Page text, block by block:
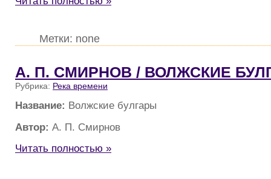
Метки: none
А. П. СМИРНОВ / ВОЛЖСКИЕ
Рубрика: Река времени
Название: Волжские булгары
Автор: А. П. Смирнов
Читать полностью »